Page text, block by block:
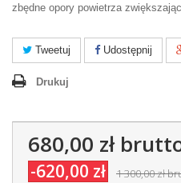
zbędne opory powietrza
Tweetuj Udostępnij
Drukuj
680,00 zł
-620,00 zł 1 300,00 zł